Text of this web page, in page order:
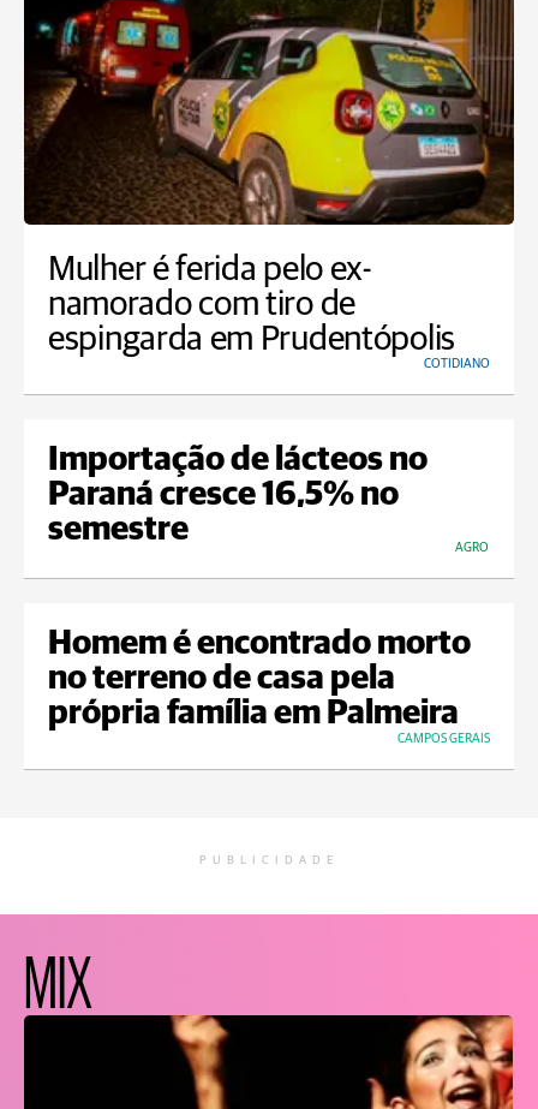
Mulher é ferida pelo ex-
namorado com tiro de
espingarda em Prudentópolis
COTIDIANO
Importação de lácteos no
Paraná cresce 16,5% no
semestre
AGRO
Homem é encontrado morto
no terreno de casa pela
própria família em Palmeira
CAMPOS GERAIS
PUBLICIDADE
MIX